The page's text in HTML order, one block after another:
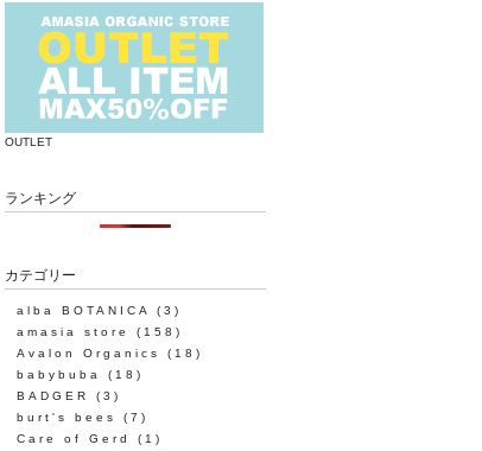
OUTLET
ランキング
カテゴリー
alba BOTANICA
(3)
amasia store
(158)
Avalon Organics
(18)
babybuba
(18)
BADGER
(3)
burt's bees
(7)
Care of Gerd
(1)